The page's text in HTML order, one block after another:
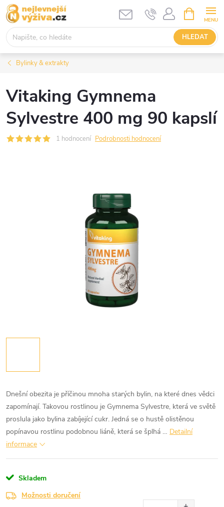
Přejít
na
obsah
HLEDAT
NÁKUPNÍ
KOŠÍK
Bylinky & extrakty
Vitaking Gymnema
Sylvestre 400 mg 90 kapslí
1 hodnocení Podrobnosti hodnocení
Dnešní obezita je příčinou mnoha starých bylin, na které dnes vědci
zapomínají. Takovou rostlinou je Gymnema Sylvestre, která ve světě
proslula jako bylina zabíjející cukr. Jedná se o hustě olistěnou
popínavou rostlinu podobnou liáně, která se šplhá … Detailní
informace
Skladem
Možnosti doručení